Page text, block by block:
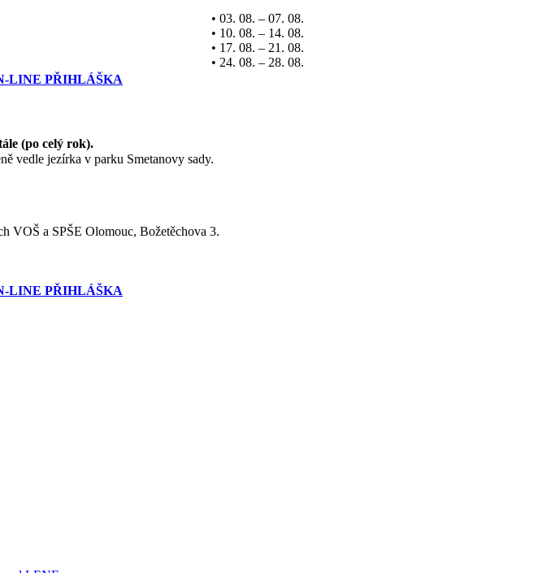
• 03. 08. – 07. 08.
• 10. 08. – 14. 08.
• 17. 08. – 21. 08.
• 24. 08. – 28. 08.
LINE PŘIHLÁŠKA
(po celý rok).
vedle jezírka v parku Smetanovy sady.
VOŠ a SPŠE Olomouc, Božetěchova 3.
LINE PŘIHLÁŠKA